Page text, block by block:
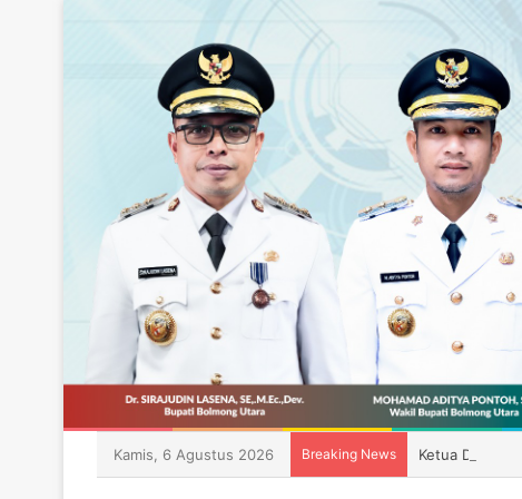
Kamis, 6 Agustus 2026 Breaking News Ketua DPRD